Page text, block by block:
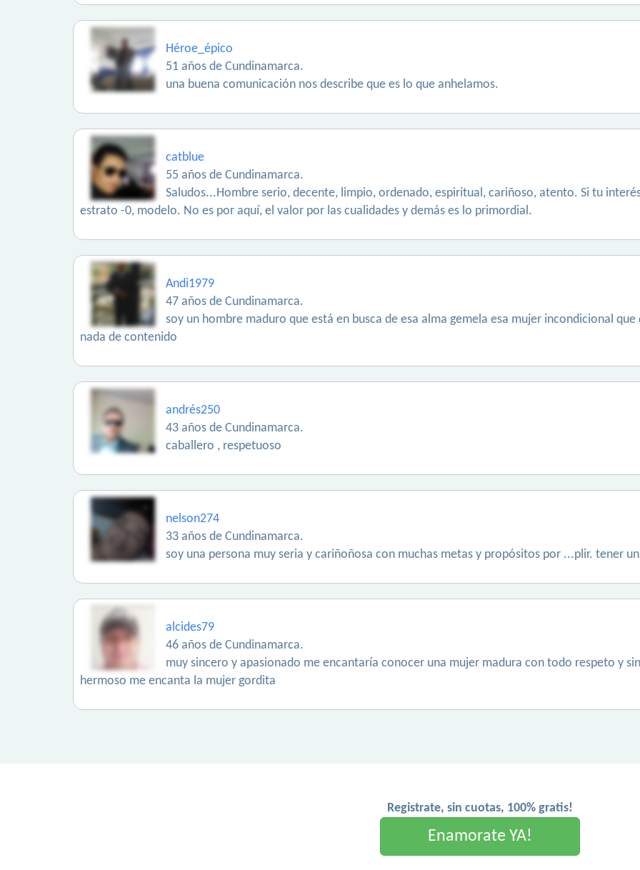
Héroe_épico
51 años de Cundinamarca.
una buena comunicación nos describe que es lo que anhelamos.
catblue
55 años de Cundinamarca.
Saludos...Hombre serio, decente, limpio, ordenado, espiritual, cariñoso, atento. Si tu
estrato -0, modelo. No es por aquí, el valor por las cualidades y demás es lo primordial.
Andi1979
47 años de Cundinamarca.
soy un hombre maduro que está en busca de esa alma gemela esa mujer incondicional
nada de contenido
andrés250
43 años de Cundinamarca.
caballero , respetuoso
nelson274
33 años de Cundinamarca.
soy una persona muy seria y cariñoñosa con muchas metas y propósitos por ...plir. tener
alcides79
46 años de Cundinamarca.
muy sincero y apasionado me encantaría conocer una mujer madura con todo respeto y
hermoso me encanta la mujer gordita
Registrate, sin cuotas, 100% gratis!
Enamorate YA!